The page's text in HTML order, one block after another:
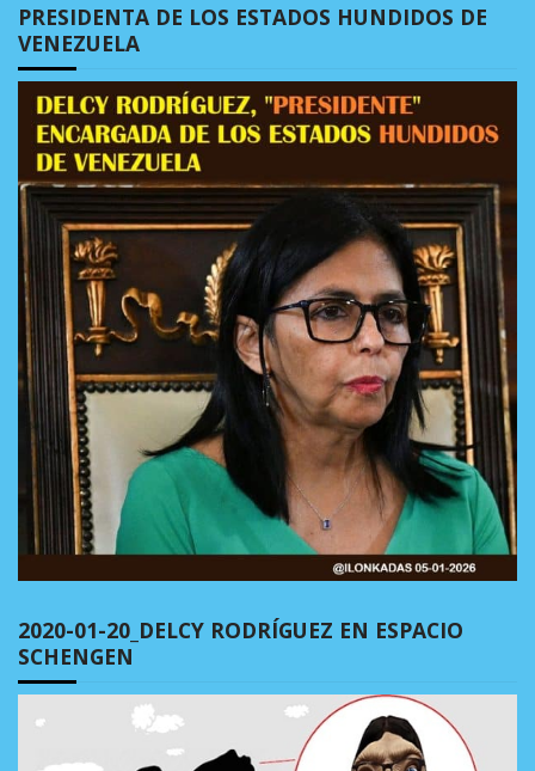
PRESIDENTA DE LOS ESTADOS HUNDIDOS DE
VENEZUELA
2020-01-20_DELCY RODRÍGUEZ EN ESPACIO
SCHENGEN